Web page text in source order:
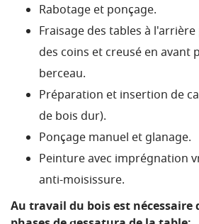
Rabotage et ponçage.
Fraisage des tables à
des coins et creusé en avant
berceau.
Préparation et insertion de
de bois dur).
Ponçage manuel et glanage.
Peinture avec imprégnation
anti-moisissure.
Au travail du bois est nécessaire